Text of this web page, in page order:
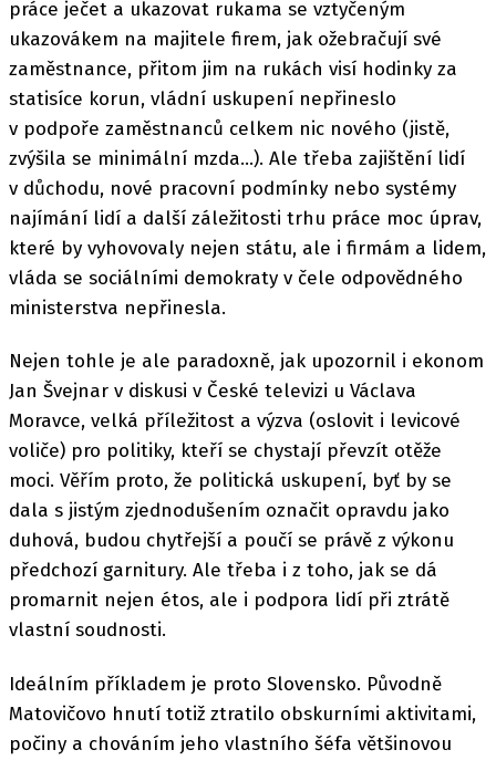
práce ječet a ukazovat rukama se vztyčeným
ukazovákem na majitele firem, jak ožebračují své
zaměstnance, přitom jim na rukách visí hodinky za
statisíce korun, vládní uskupení nepřineslo
v podpoře zaměstnanců celkem nic nového (jistě,
zvýšila se minimální mzda…). Ale třeba zajištění lidí
v důchodu, nové pracovní podmínky nebo systémy
najímání lidí a další záležitosti trhu práce moc úprav,
které by vyhovovaly nejen státu, ale i firmám a lidem,
vláda se sociálními demokraty v čele odpovědného
ministerstva nepřinesla.
Nejen tohle je ale paradoxně, jak upozornil i ekonom
Jan Švejnar v diskusi v České televizi u Václava
Moravce, velká příležitost a výzva (oslovit i levicové
voliče) pro politiky, kteří se chystají převzít otěže
moci. Věřím proto, že politická uskupení, byť by se
dala s jistým zjednodušením označit opravdu jako
duhová, budou chytřejší a poučí se právě z výkonu
předchozí garnitury. Ale třeba i z toho, jak se dá
promarnit nejen étos, ale i podpora lidí při ztrátě
vlastní soudnosti.
Ideálním příkladem je proto Slovensko. Původně
Matovičovo hnutí totiž ztratilo obskurními aktivitami,
počiny a chováním jeho vlastního šéfa většinovou